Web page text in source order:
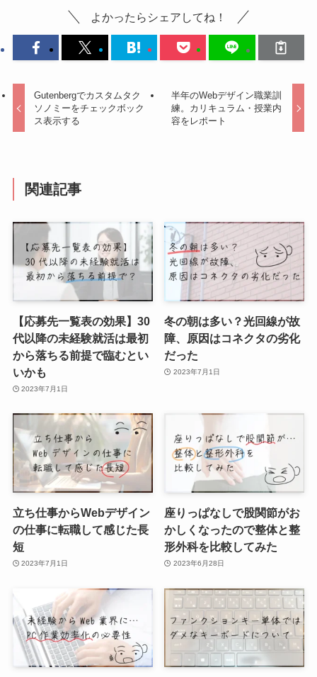
よかったらシェアしてね！
Gutenbergでカスタムタク
ソノミーをチェックボック
ス表示する
半年のWebデザイン職業訓
練。カリキュラム・授業内
容をレポート
関連記事
【応募先一覧表の効果】30
代以降の未経験就活は最初
から落ちる前提で臨むとい
いかも
2023年7月1日
冬の朝は多い？光回線が故
障、原因はコネクタの劣化
だった
2023年7月1日
立ち仕事からWebデザイン
の仕事に転職して感じた長
短
2023年7月1日
座りっぱなしで股関節がお
かしくなったので整体と整
形外科を比較してみた
2023年6月28日